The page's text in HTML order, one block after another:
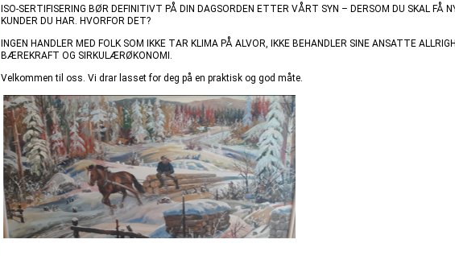
ISO-SERTIFISERING BØR DEFINITIVT PÅ DIN DAGSORDEN ETTER VÅRT SYN – DERSOM DU SKAL FÅ
KUNDER DU HAR. HVORFOR DET?
INGEN HANDLER MED FOLK SOM IKKE TAR KLIMA PÅ ALVOR, IKKE BEHANDLER SINE ANSATTE
BÆREKRAFT OG SIRKULÆRØKONOMI.
Velkommen til oss. Vi drar lasset for deg på en praktisk og god måte.